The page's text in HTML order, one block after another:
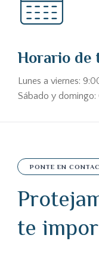
Horario de
Lunes a viernes:
Sábado y domingo:
PONTE EN
te